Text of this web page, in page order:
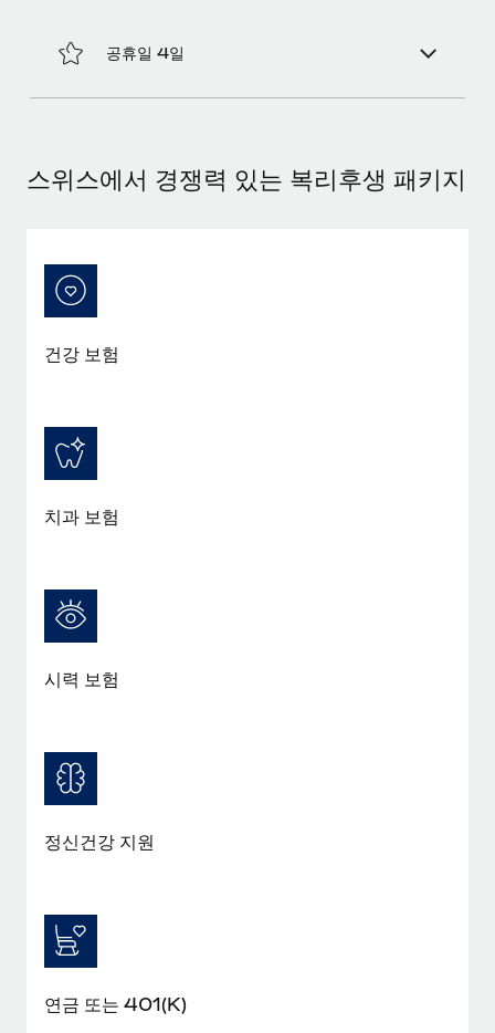
공휴일 4일
스위스에서 경쟁력 있는 복리후생 패키지
건강 보험
치과 보험
시력 보험
정신건강 지원
연금 또는 401(K)